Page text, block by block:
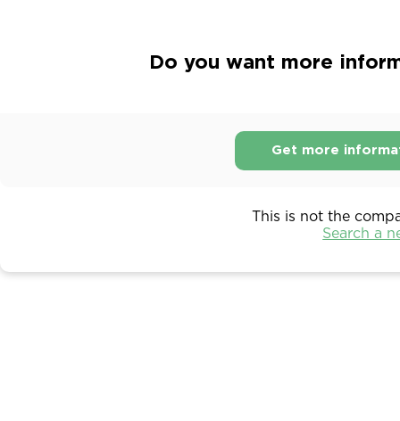
Do you want more
Get more
This is not the
Search a